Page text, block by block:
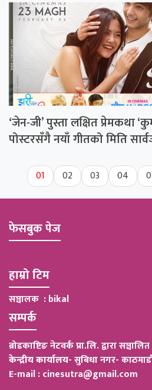
‘जेन-जी’ पुस्ता लक्षित प्रेमकथा
पोस्टरसँगै नयाँ गीतको मिति
01 02 03 04
फेसबुक पेज
हाम्रो टिम
सञ्चालक : bikal
सम्पर्क
ब्रोडकाष्टिङ नेटवर्क प्रा.लि. द्वारा सञ्चालित
केन्द्रीय कार्यालय-सुबिधा नगर-
E-mail : cinesutra@gmail.com